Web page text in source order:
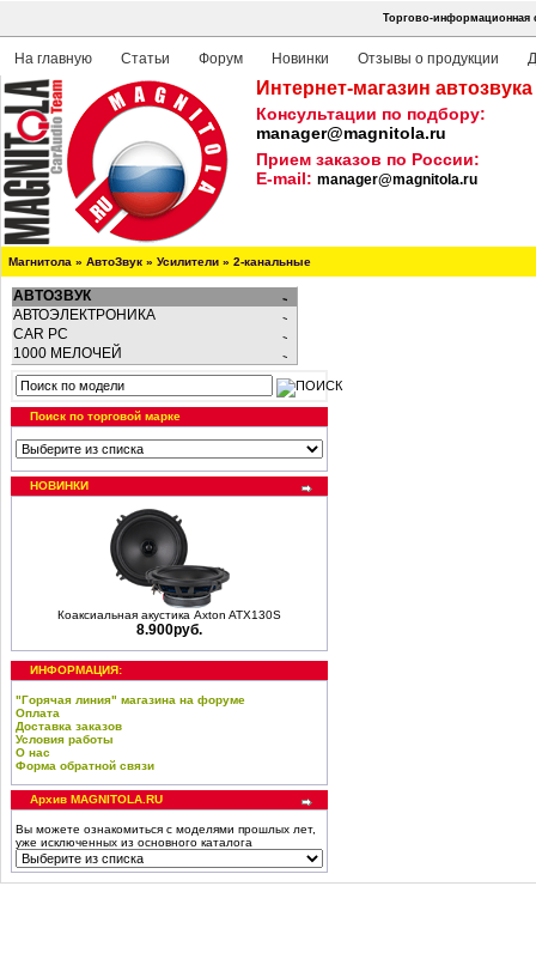
Торгово-информационная
На главную Статьи Форум Новинки Отзывы о продукции
Интернет-магазин
Консультации по подбору:
manager@magnitola.ru
Прием заказов по России:
E-mail: manager@magnitola.ru
Магнитола » АвтоЗвук » Усилители » 2-канальные
АВТОЗВУК
АВТОЭЛЕКТРОНИКА
CAR PC
1000 МЕЛОЧЕЙ
Поиск по торговой марке
НОВИНКИ
Коаксиальная акустика Axton ATX130S
8.900руб.
ИНФОРМАЦИЯ:
"Горячая линия" магазина на форуме
Оплата
Доставка заказов
Условия работы
О нас
Форма обратной связи
Архив MAGNITOLA.RU
Вы можете ознакомиться с моделями прошлых лет,
уже исключенных из основного каталога